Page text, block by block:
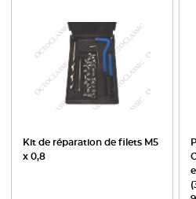
Kit de réparation de filets M5
x 0,8